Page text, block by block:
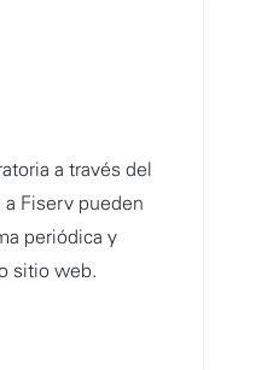
a través del
Fiserv pueden
periódica y
sitio web.